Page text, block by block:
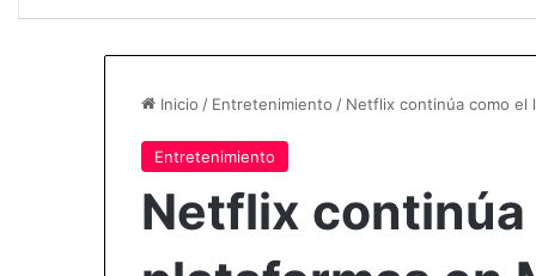
Inicio / Entretenimiento / Netflix continúa como el
Entretenimiento
Netflix continúa